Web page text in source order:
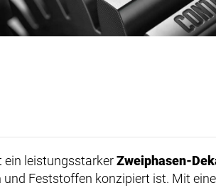
ein leistungsstarkerZweiphasen-
Feststoffen konzipiert ist. Mit